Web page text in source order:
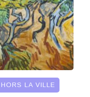
HORS LA VILLE